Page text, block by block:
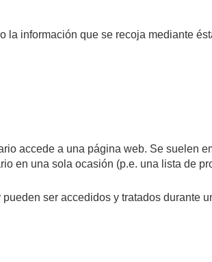
la información que se recoja mediante
accede a una página web. Se suelen
en una sola ocasión (p.e. una lista de
ser accedidos y tratados durante